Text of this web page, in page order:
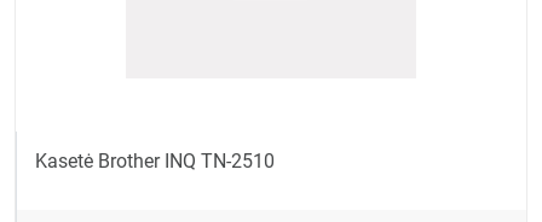
Kasetė Brother INQ TN-2510